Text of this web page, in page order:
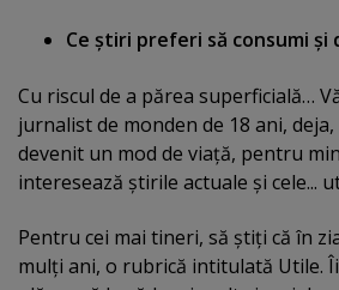
Ce ştiri preferi să consumi şi
Cu riscul de a părea superficială…
jurnalist de monden de 18 ani,
devenit un mod de viaţă, pentru
interesează ştirile actuale şi cele...
Pentru cei mai tineri, să ştiţi că în
mulţi ani, o rubrică intitulată Utile.